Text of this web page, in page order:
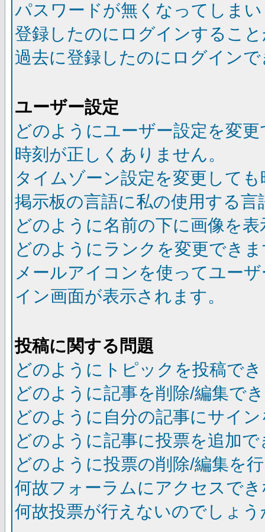
パスワードが無くなってしま
登録したのにログインするこ
過去に登録したのにログイン
ユーザー設定
どのようにユーザー設定を変
時刻が正しくありません。
タイムゾーン設定を変更して
掲示板の言語に私の使用する
どのように名前の下に画像を
どのようにランクを変更でき
メールアイコンを使ってユー
イン画面が表示されます。
投稿に関する問題
どのようにトピックを投稿で
どのように記事を削除/編集で
どのように自分の記事にサイ
どのように記事に投票を追加
どのように投票の削除/編集を
何故フォーラムにアクセスで
何故投票が行えないのでしょう